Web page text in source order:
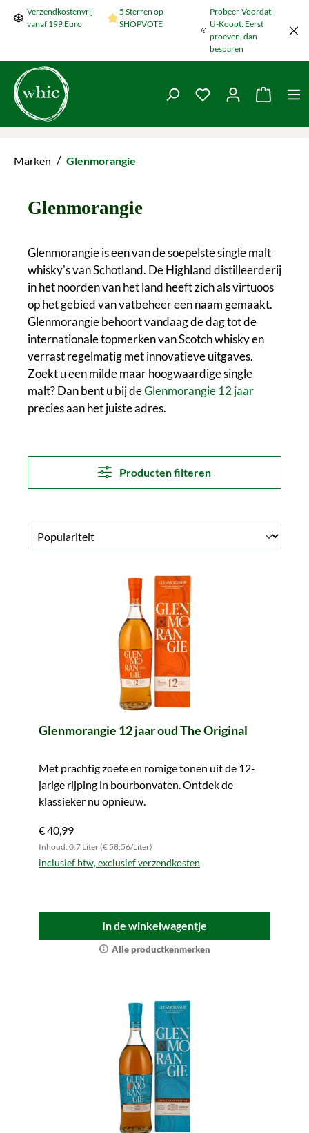
Naar de hoofdinhoud springen
Verzendkostenvrij
vanaf 199 Euro
5 Sterren op
SHOPVOTE
Probeer-Voordat-
U-Koopt: Eerst
proeven, dan
besparen
Je hebt 0 items op
De
Marken / Glenmorangie
Glenmorangie
Glenmorangie is een van de soepelste single malt
whisky's van Schotland. De Highland distilleerderij
in het noorden van het land heeft zich als virtuoos
op het gebied van vatbeheer een naam gemaakt.
Glenmorangie behoort vandaag de dag tot de
internationale topmerken van Scotch whisky en
verrast regelmatig met innovatieve uitgaves.
Zoekt u een milde maar hoogwaardige single
malt? Dan bent u bij deGlenmorangie 12 jaar
precies aan het juiste adres.
Producten filteren
Glenmorangie 12 jaar oud The Original
Met prachtig zoete en romige tonen uit de 12-
jarige rijping in bourbonvaten. Ontdek de
klassieker nu opnieuw.
€ 40,99
Inhoud: 0.7 Liter (€ 58,56/Liter)
inclusief btw, exclusief verzendkosten
In de winkelwagentje
Alle productkenmerken